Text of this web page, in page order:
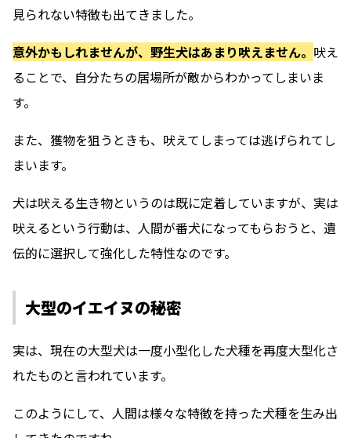
見られない特徴も出てきました。
意外かもしれませんが、野生犬はあまり吠えません。 吠え
ることで、自分たちの居場所が敵からわかってしまいま
す。
また、獲物を狙うときも、吠えてしまっては逃げられてし
まいます。
犬は吠える生き物というのは既に定着していますが、実は
吠えるという行動は、人間が番犬になってもらおうと、遺
伝的に選択して強化した特性なのです。
大型のイエイヌの秘密
実は、現在の大型犬は一度小型化した犬種を再度大型化さ
れたものと言われています。
このようにして、人間は様々な特徴を持った犬種を生み出